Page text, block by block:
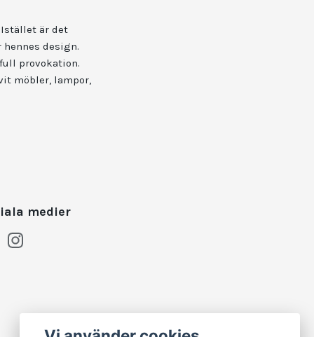
är det
design.
provokation.
möbler, lampor,
medier